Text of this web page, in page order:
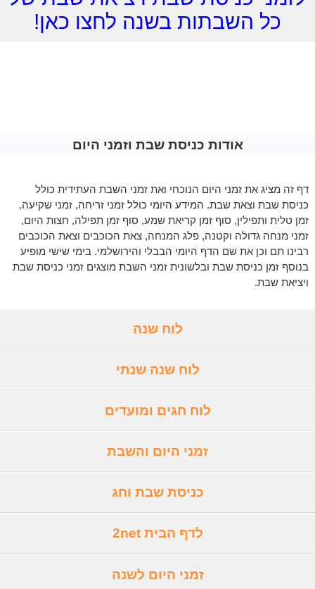
כל השבתות בשנה לחצו כאן!
אודות כניסת שבת וזמני היום
דף זה מציג את זמני היום הנוכחי ואת זמני השבת העתידית כולל
כניסת שבת וצאת שבת. המידע היומי כולל זמני זריחה, זמני שקיעה,
זמן טלית ותפילין, סוף זמן קריאת שמע, סוף זמן תפילה, חצות היום,
זמני מנחה גדולה וקטנה, פלג המנחה, צאת הכוכבים וצאת הכוכבים
רבינו תם וכן את שם הדף היומי הבבלי והירושלמי. בימי שישי מופיע
בנוסף זמן כניסת שבת ובלשונית זמני השבת מוצגים זמני כניסת שבת
ויציאת שבת.
לוח שנה
לוח שנה שנתי
לוח חגים ומועדים
זמני היום והשבת
כניסת שבת וחג
לדף הבית 2net
זמני היום לשנה